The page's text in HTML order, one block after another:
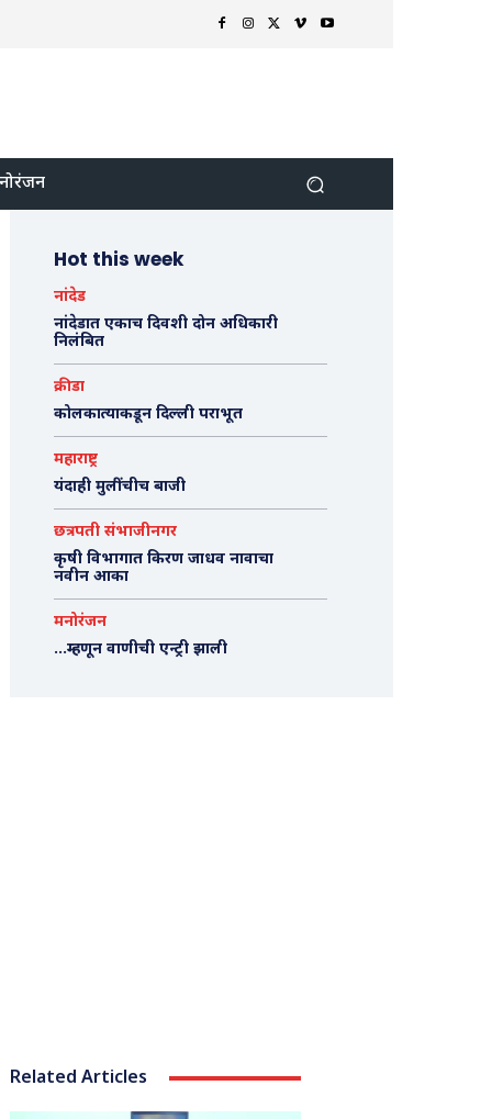
Hot this week
नांदेड
नांदेडात एकाच दिवशी दोन अधिकारी
निलंबित
क्रीडा
कोलकात्याकडून दिल्ली पराभूत
महाराष्ट्र
यंदाही मुलींचीच बाजी
छत्रपती संभाजीनगर
कृषी विभागात किरण जाधव नावाचा
नवीन आका
मनोरंजन
…म्हणून वाणीची एन्ट्री झाली
Related Articles